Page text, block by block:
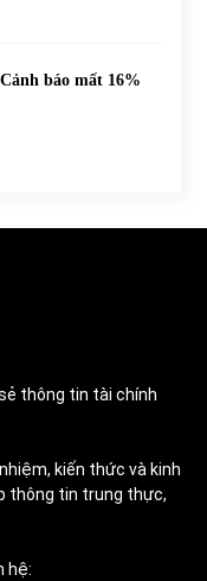
báo mất 16%
thông tin tài chính
kiến thức và kinh
thông tin trung thực,
hệ: